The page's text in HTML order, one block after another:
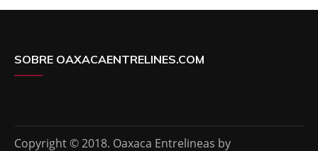
SOBRE OAXACAENTRELINES.COM
Copyright © 2018. Oaxaca Entrelineas by